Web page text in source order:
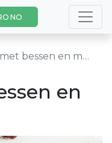
bessen en muesli
en